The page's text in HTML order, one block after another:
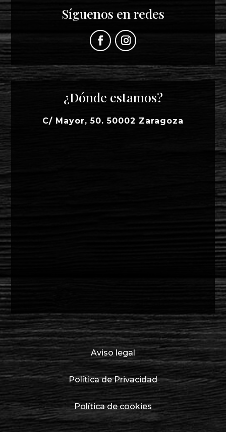
Síguenos en redes
¿Dónde estamos?
C/ Mayor, 50. 50002 Zaragoza
Aviso legal
Política de Privacidad
Política de cookies